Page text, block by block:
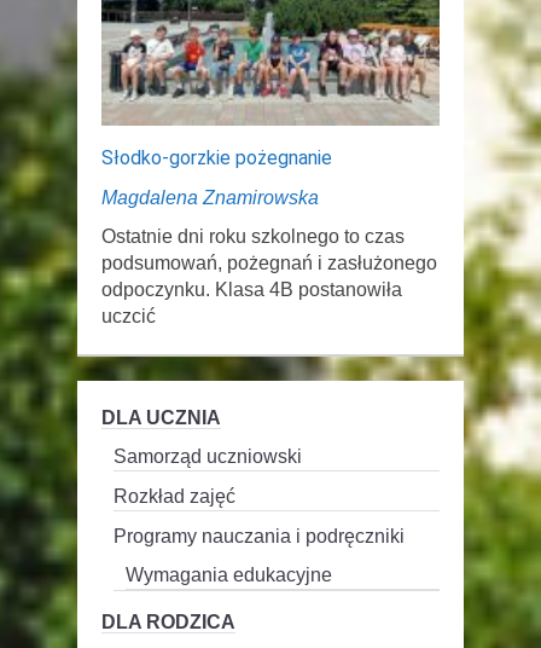
Słodko-gorzkie pożegnanie
Magdalena Znamirowska
Ostatnie dni roku szkolnego to czas
podsumowań, pożegnań i zasłużonego
odpoczynku. Klasa 4B postanowiła
uczcić
DLA UCZNIA
Samorząd uczniowski
Rozkład zajęć
Programy nauczania i podręczniki
Wymagania edukacyjne
DLA RODZICA